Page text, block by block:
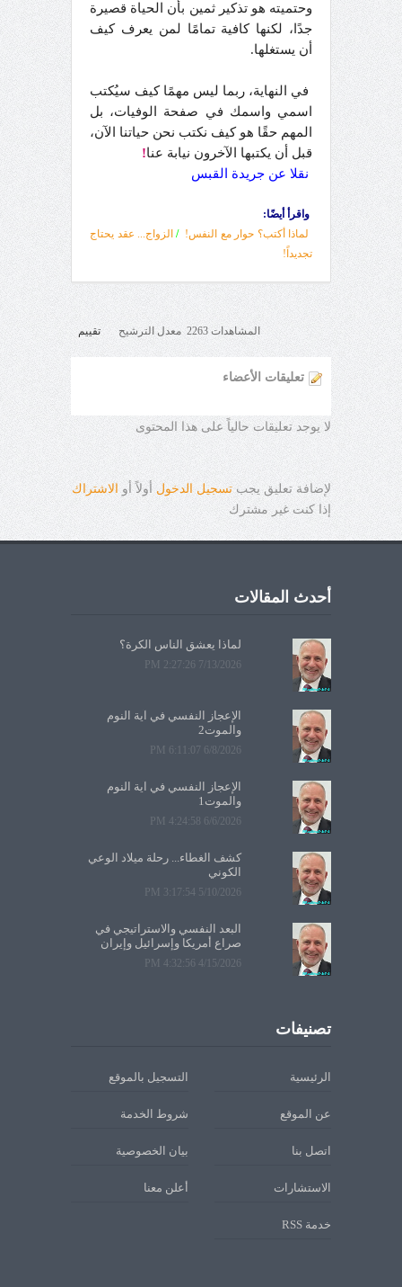
وحتميته هو تذكير ثمين بأن الحياة قصيرة
جدًا، لكنها كافية تمامًا لمن يعرف كيف
أن يستغلها.
في النهاية، ربما ليس مهمًا كيف سيُكتب
اسمي واسمك في صفحة الوفيات، بل
المهم حقًا هو كيف نكتب نحن حياتنا الآن،
قبل أن يكتبها الآخرون نيابة عنا!
نقلا عن جريدة القبس
واقرأ أيضًا:
لماذا أكتب؟ حوار مع النفس! / الزواج... عقد يحتاج
تجديداً!
المشاهدات 2263 معدل الترشيح تقييم
تعليقات الأعضاء
لا يوجد تعليقات حالياً على هذا المحتوى
لإضافة تعليق يجب تسجيل الدخول أولاً أو
الاشتراك
إذا كنت غير مشترك
أحدث المقالات
لماذا يعشق الناس الكرة؟
7/13/2026 2:27:26 PM
الإعجاز النفسي في آية النوم
والموت2
6/8/2026 6:11:07 PM
الإعجاز النفسي في آية النوم
والموت1
6/6/2026 4:24:58 PM
كشف الغطاء... رحلة ميلاد الوعي
الكوني
5/10/2026 3:17:54 PM
البعد النفسي والاستراتيجي في
صراع أمريكا وإسرائيل وإيران
4/15/2026 4:32:56 PM
تصنيفات
الرئيسية التسجيل بالموقع
عن الموقع شروط الخدمة
اتصل بنا بيان الخصوصية
الاستشارات أعلن معنا
خدمة RSS